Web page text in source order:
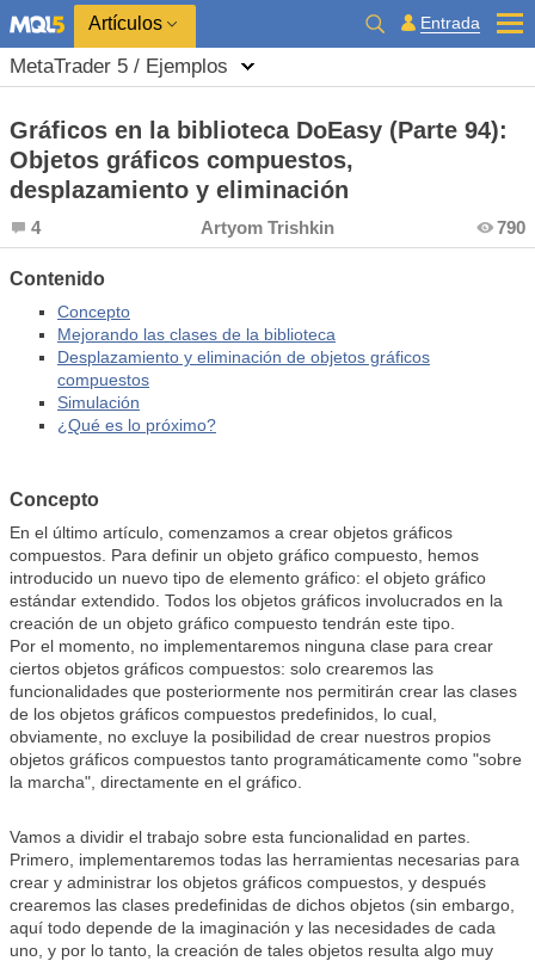
Artículos Entrada
MetaTrader 5 / Ejemplos
Gráficos en la biblioteca DoEasy (Parte 94):
Objetos gráficos compuestos,
desplazamiento y eliminación
4 Artyom Trishkin 790
Contenido
Concepto
Mejorando las clases de la biblioteca
Desplazamiento y eliminación de objetos gráficos
compuestos
Simulación
¿Qué es lo próximo?
Concepto
En el último artículo, comenzamos a crear objetos gráficos
compuestos. Para definir un objeto gráfico compuesto, hemos
introducido un nuevo tipo de elemento gráfico: el objeto gráfico
estándar extendido. Todos los objetos gráficos involucrados en la
creación de un objeto gráfico compuesto tendrán este tipo.
Por el momento, no implementaremos ninguna clase para crear
ciertos objetos gráficos compuestos: solo crearemos las
funcionalidades que posteriormente nos permitirán crear las clases
de los objetos gráficos compuestos predefinidos, lo cual,
obviamente, no excluye la posibilidad de crear nuestros propios
objetos gráficos compuestos tanto programáticamente como "sobre
la marcha", directamente en el gráfico.
Vamos a dividir el trabajo sobre esta funcionalidad en partes.
Primero, implementaremos todas las herramientas necesarias para
crear y administrar los objetos gráficos compuestos, y después
crearemos las clases predefinidas de dichos objetos (sin embargo,
aquí todo depende de la imaginación y las necesidades de cada
uno, y por lo tanto, la creación de tales objetos resulta algo muy